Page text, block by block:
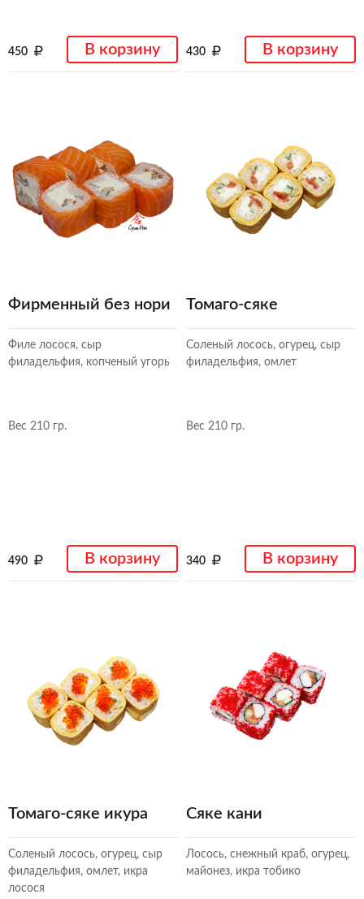
450 В корзину 430 В корзину
Фирменный без нори
Филе лосося, сыр
филадельфия, копченый угорь
Вес 210 гр.
490 В корзину
Томаго-сяке
Соленый лосось, огурец, сыр
филадельфия, омлет
Вес 210 гр.
340 В корзину
Томаго-сяке икура
Соленый лосось, огурец, сыр
филадельфия, омлет, икра
лосося
Сяке кани
Лосось, снежный краб, огурец,
майонез, икра тобико